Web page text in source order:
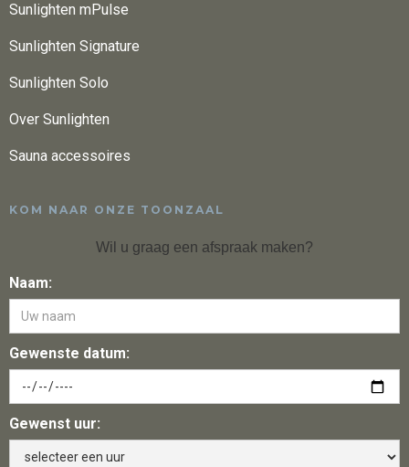
Sunlighten mPulse
Sunlighten Signature
Sunlighten Solo
Over Sunlighten
Sauna accessoires
KOM NAAR ONZE TOONZAAL
Wil u graag een afspraak maken?
Naam:
Gewenste datum:
Gewenst uur: